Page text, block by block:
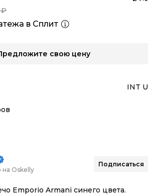
₽
в Сплит
свою цену
INT U
на Oskelly
Подписаться
Emporio Armani синего цвета.